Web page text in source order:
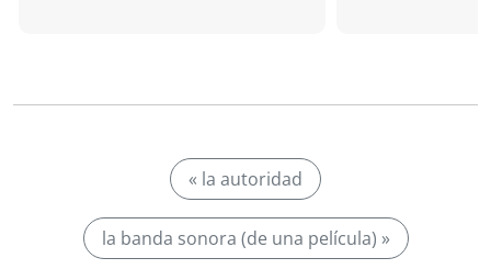
« la autoridad
la banda sonora (de una película) »